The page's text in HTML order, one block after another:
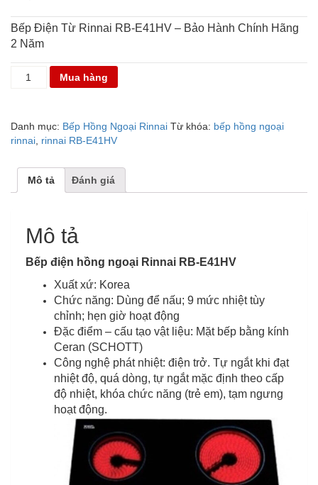
Bếp Điện Từ Rinnai RB-E41HV – Bảo Hành Chính Hãng
2 Năm
BẾP
E41HV
số
Mua hàng
Danh mục: Bếp Hồng Ngoại Rinnai Từ khóa: bếp hồng ngoại
rinnai rinnai RB-E41HV
Mô tả Đánh giá
Mô tả
Bếp điện hồng ngoại Rinnai RB-E41HV
Xuất xứ: Korea
Chức năng: Dùng để nấu; 9 mức nhiệt tùy
chỉnh; hẹn giờ hoạt động
Đặc điểm – cấu tạo vật liệu: Mặt bếp bằng kính
Ceran (SCHOTT)
Công nghệ phát nhiệt: điện trở. Tự ngắt khi đạt
nhiệt độ, quá dòng, tự ngắt mặc định theo cấp
độ nhiệt, khóa chức năng (trẻ em), tạm ngưng
hoạt động.